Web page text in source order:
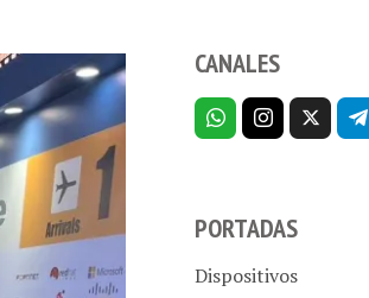
CANALES
PORTADAS
Dispositivos